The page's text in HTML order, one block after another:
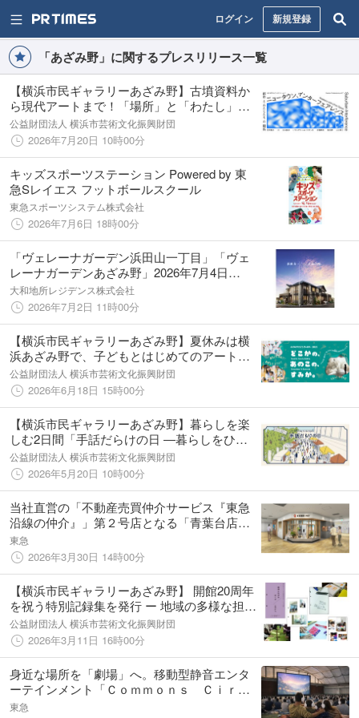
ログイン 新規登録
「あざみ野」に関するプレスリリース一覧
【横浜市民ギャラリーあざみ野】古墳資料か
ら現代アートまで！「場所」と「わたし」の
関係を多様な表現で探る「あざみ野コンテン
ポラリーvol.17」
公益財団法人 横浜市芸術文化振興財団
2026年7月20日 10時00分
キッズスポーツステーション Powered by 東
急Sレイエス フットボールスクール
東急スポーツシステム株式会社
2026年7月6日 18時00分
「ヴェレーナガーデン浜田山一丁目」「ヴェ
レーナガーデンあざみ野」2026年7月4日
（土）より一挙2物件同時にモデルハウスオー
プン
大和地所レジデンス株式会社
2026年7月2日 11時00分
【横浜市民ギャラリーあざみ野】夏休みは横
浜あざみ野で、子どもとはじめてのアート体
験をしよう！
公益財団法人 横浜市芸術文化振興財団
2026年6月18日 15時00分
【横浜市民ギャラリーあざみ野】暮らしを楽
しむ2日間「手話だらけの日 ―暮らしをひら
くマルシェ―」開催
公益財団法人 横浜市芸術文化振興財団
2026年5月20日 10時00分
当社直営の「不動産売買仲介サービス『東急
沿線の仲介』」第２号店となる「青葉台店」
を青葉台東急スクエアに５月８日（金）オー
プン！
東急
2026年3月30日 14時00分
【横浜市民ギャラリーあざみ野】 開館20周年
を祝う特別記録集を発行 ー 地域の多様な担い
手とともに創造した内容をお届けします
公益財団法人 横浜市芸術文化振興財団
2026年3月11日 16時00分
身近な場所を「劇場」へ。移動型静音エンタ
ーテインメント「Ｃｏｍｍｏｎｓ Ｃｉｒｃ
ｕｓ（コモンズ・サーカス）」の実証実験を
東急